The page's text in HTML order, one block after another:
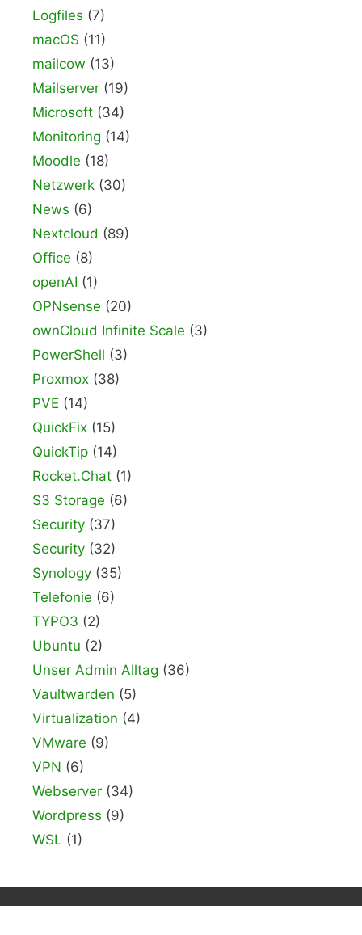
Logfiles (7)
macOS (11)
mailcow (13)
Mailserver (19)
Microsoft (34)
Monitoring (14)
Moodle (18)
Netzwerk (30)
News (6)
Nextcloud (89)
Office (8)
openAI (1)
OPNsense (20)
ownCloud Infinite Scale (3)
PowerShell (3)
Proxmox (38)
PVE (14)
QuickFix (15)
QuickTip (14)
Rocket.Chat (1)
S3 Storage (6)
Security (37)
Security (32)
Synology (35)
Telefonie (6)
TYPO3 (2)
Ubuntu (2)
Unser Admin Alltag (36)
Vaultwarden (5)
Virtualization (4)
VMware (9)
VPN (6)
Webserver (34)
Wordpress (9)
WSL (1)